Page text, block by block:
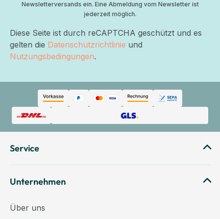
Newsletterversands ein. Eine Abmeldung vom Newsletter ist
jederzeit möglich.
Diese Seite ist durch reCAPTCHA geschützt und es
gelten die Datenschutzrichtlinie und
Nutzungsbedingungen.
Service
Unternehmen
Über uns